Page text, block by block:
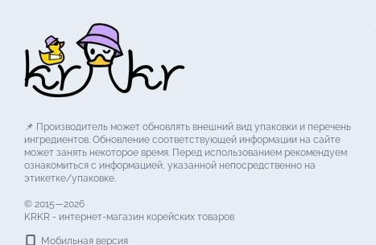
📌 Производитель может обновлять внешний вид упаковки и перечень
ингредиентов. Обновление соответствующей информации на сайте
может занять некоторое время. Перед использованием рекомендуем
ознакомиться с информацией, указанной непосредственно на
этикетке/упаковке.
© 2015—2026
KRKR - интернет-магазин корейских товаров
Мобильная версия